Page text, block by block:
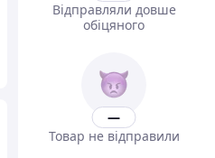
Відправляли довше
обіцяного
—
Товар не відправили